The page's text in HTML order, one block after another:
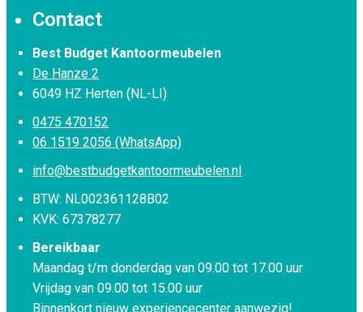
Contact
Best Budget Kantoormeubelen
De Hanze 2
6049 HZ Herten (NL-LI)
0475 470152
06 1519 2056 (WhatsApp)
info@bestbudgetkantoormeubelen.nl
BTW: NL002361128B02
KVK: 67378277
Bereikbaar
Maandag t/m donderdag van 09.00 tot 17.00 uur
Vrijdag van 09.00 tot 15.00 uur
Binnenkort nieuw experiencecenter aanwezig!